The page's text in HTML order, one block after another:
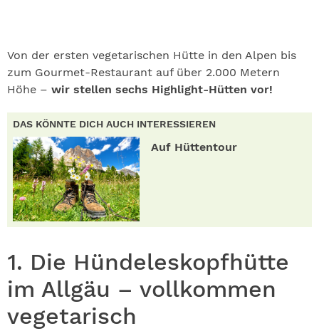
Von der ersten vegetarischen Hütte in den Alpen bis
zum Gourmet-Restaurant auf über 2.000 Metern
Höhe – wir stellen sechs Highlight-Hütten vor!
DAS KÖNNTE DICH AUCH INTERESSIEREN
Auf Hüttentour
1. Die Hündeleskopfhütte
im Allgäu – vollkommen
vegetarisch